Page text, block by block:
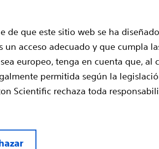
de que este sitio web se ha
un acceso adecuado y que cumpla
europeo, tenga en cuenta que, al
permitida según la
Scientific rechaza toda